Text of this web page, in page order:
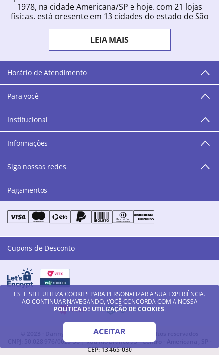
ESTE SITE UTILIZA COOKIES PARA PERSONALIZAR A SUA EXPERIÊNCIA.
AO CONTINUAR NAVEGANDO, VOCÊ CONCORDA COM A NOSSA
POLÍTICA DE UTILIZAÇÃO DE COOKIES.
ACEITAR
1978, na cidade Americana/SP e hoje, com 21 lojas
físicas, está presente em 13 cidades do estado de São
começou a vender para todo o território brasileiro.
Com uma infinidade de marcas e a filosofia de vender
produtos que vão do popular ao luxo, a Danny
Cosméticos mantém parceria com aproximadamente
300 grandes fornecedores e lançamentos diários na
área de beleza. São 12 centros técnicos que oferecem
programação semanal de cursos e encontros.
“O varejo corre nas nossas veias como nossos valores
humanos, éticos e morais. E que o branco e o azul anil,
as cores da Danny Cosméticos, possam continuar
transmitindo paz e harmonia para todos vocês!”
LEIA MAIS
Horário de Atendimento
Para você
Institucional
Informações
Siga nossas redes
Pagamentos
Cupons de Desconto
© 2023 - Danny Cosméticos LTDA - Todos os direitos reservados
CNPJ: 50.028.976/0023-56 | Rua Rio Branco 93 - Centro - Americana , SP -
CEP: 13.465-030